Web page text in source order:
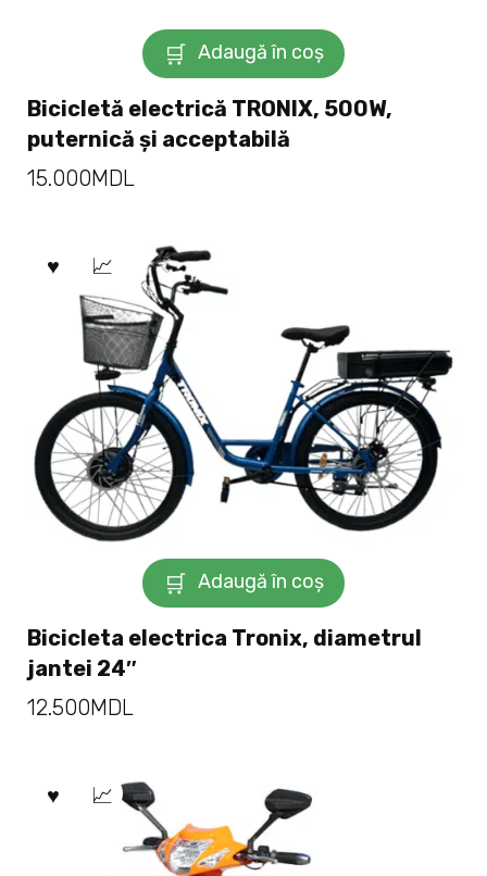
Adaugă în coș
Bicicletă electrică TRONIX, 500W,
puternică și acceptabilă
15.000MDL
Adaugă în coș
Bicicleta electrica Tronix, diametrul
jantei 24″
12.500MDL